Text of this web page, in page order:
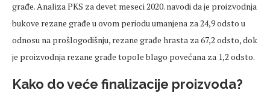
građe. Analiza PKS za devet meseci 2020. navodi da je proizvodnja
bukove rezane građe u ovom periodu umanjena za 24,9 odsto u
odnosu na prošlogodišnju, rezane građe hrasta za 67,2 odsto, dok
je proizvodnja rezane građe topole blago povećana za 1,2 odsto.
Kako do veće finalizacije proizvoda?